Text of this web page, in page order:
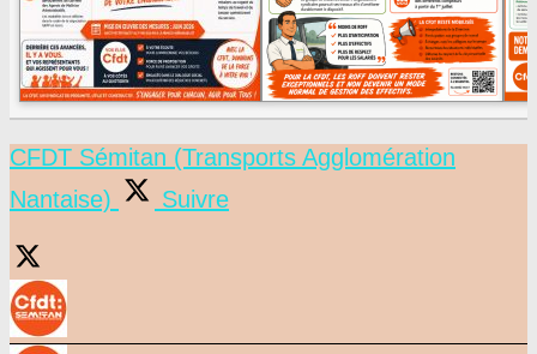
CFDT Sémitan (Transports Agglomération
Nantaise)
Suivre